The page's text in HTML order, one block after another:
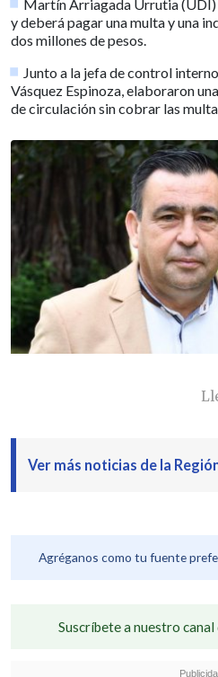
Martín Arriagada Urrutia
y deberá pagar una multa y una
dos millones de pesos.
Junto a la jefa de control
Vásquez Espinoza, elaboraron
de circulación sin cobrar las
Ver más noticias de la
Agréganos como tu fuente
Suscríbete a nuestro canal